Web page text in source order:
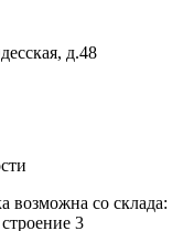
д.48
возможна со склада:
3